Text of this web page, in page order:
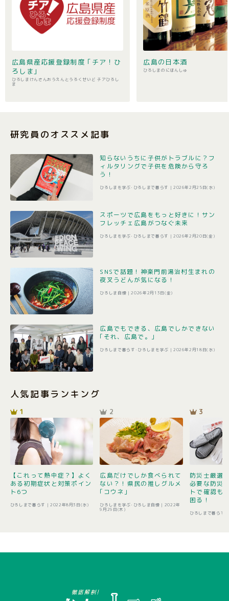
広島県産応援登録制度 ｢チア！ひ
ろしま｣
ひろしまけんさんおうえんとうろくせいど チアひろし
ま
広島の日本酒
ひろしまのにほんしゅ
研究員のオススメ記事
知らないうちに子供がトラブルに？フ
ィルタリングで子供を危険から守ろ
う！
ひろしまを学ぶ･ひろしまで暮らす | 2026年2月25日(水)
スポーツで広島をもっと好きに！サン
フレッチェ広島がつなぐ未来
ひろしまを学ぶ･ひろしまで暮らす | 2026年2月20日(金)
SNSで話題！神楽門前湯治村生まれの
夜叉うどんが気になる！
ひろしま自慢 |2026年2月13日(金)
広島でもできる、広島でしかできない
｢それ、広島で。｣
ひろしまで暮らす･ひろしまを学ぶ | 2026年2月18日(水)
人気記事ランキング
1
【これって熱中症？】よく
ある初期症状と対策ポイン
ト6つ
ひろしまで暮らす | 2022年8月3日(水)
2
広島だけでしか食べられて
ない？！県民の推しグルメ
｢コウネ｣
ひろしまを学ぶ･ひろしま自慢 | 2022年
9月29日(木)
3
防災士厳選
必要な防災
トで確認も
困る！
ひろしまで暮らす